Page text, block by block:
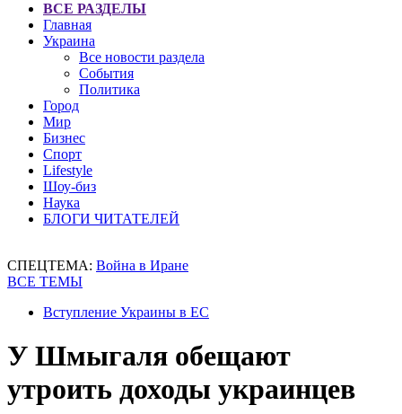
ВСЕ РАЗДЕЛЫ
Главная
Украина
Все новости раздела
События
Политика
Город
Мир
Бизнес
Спорт
Lifestyle
Шоу-биз
Наука
БЛОГИ ЧИТАТЕЛЕЙ
СПЕЦТЕМА: Война в Иране
ВСЕ ТЕМЫ
Вступление Украины в ЕС
У Шмыгаля обещают
утроить доходы украинцев